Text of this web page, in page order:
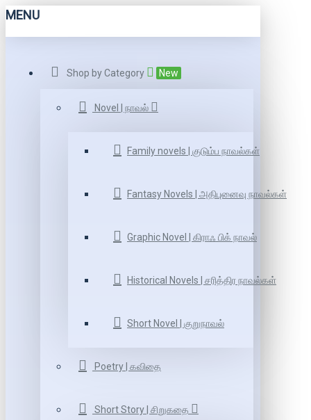
MENU
Shop by Category New
Novel | நாவல்
Family novels | குடும்ப நாவல்கள்
Fantasy Novels | அதிபுனைவு நாவல்கள்
Graphic Novel | கிராஃ பிக் நாவல்
Historical Novels | சரித்திர நாவல்கள்
Short Novel | குறுநாவல்
Poetry | கவிதை
Short Story | சிறுகதை